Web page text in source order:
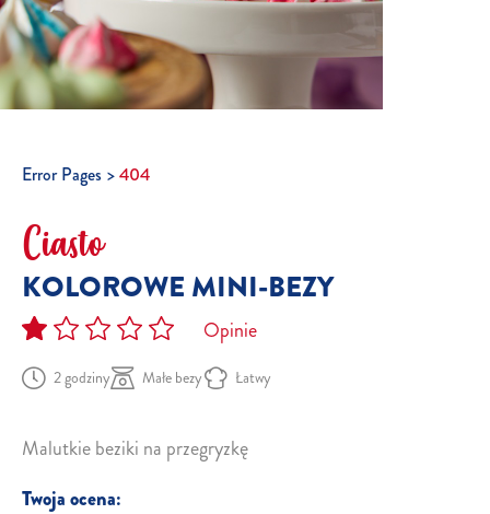
Error Pages 404
Ciasto
KOLOROWE MINI-BEZY
Opinie
2 godziny Małe bezy Łatwy
Malutkie beziki na przegryzkę
Twoja ocena: